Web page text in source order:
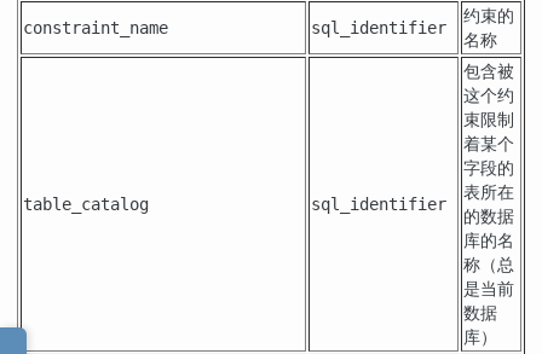
constraint_name sql_identifier
约束的
名称
table_catalog sql_identifier
包含被
这个约
束限制
着某个
字段的
表所在
的数据
库的名
称（总
是当前
数据
库）